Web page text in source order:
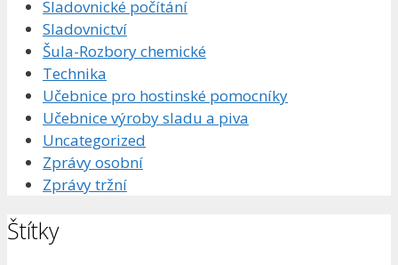
Sladovnické počítání
Sladovnictví
Šula-Rozbory chemické
Technika
Učebnice pro hostinské pomocníky
Učebnice výroby sladu a piva
Uncategorized
Zprávy osobní
Zprávy tržní
Štítky